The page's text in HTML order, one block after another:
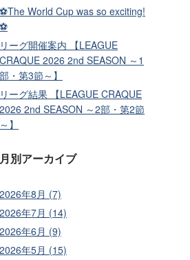
⚽The World Cup was so exciting!
⚽
リーグ開催案内 【LEAGUE
CRAQUE 2026 2nd SEASON ～1
部・第3節～】
リーグ結果 【LEAGUE CRAQUE
2026 2nd SEASON ～2部・第2節
～】
月別アーカイブ
2026年8月 (7)
2026年7月 (14)
2026年6月 (9)
2026年5月 (15)